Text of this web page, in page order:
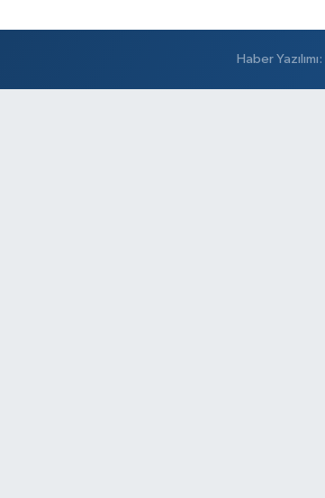
Haber Yazılımı: